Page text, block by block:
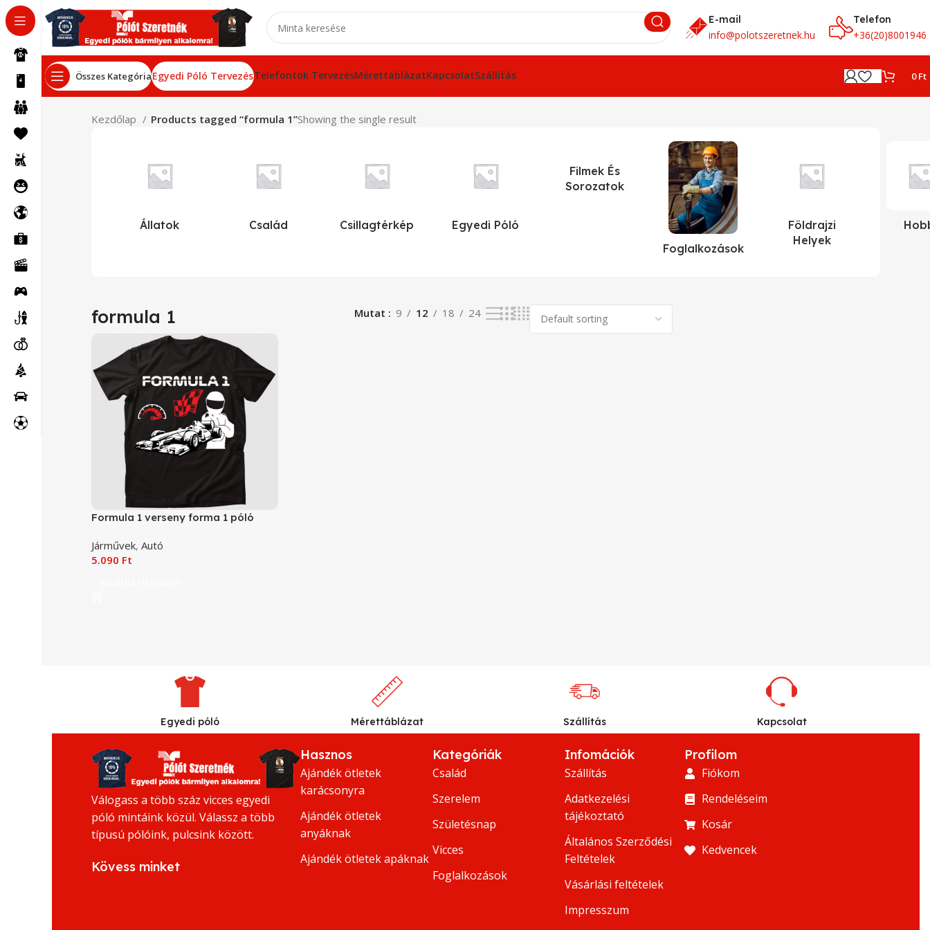
E-mail
info@polotszeretnek.hu
Telefon
+36(20)8001946
Összes KategóriaEgyedi Póló TervezésTelefontok TervezésMérettáblázatKapcsolatSzállítás 0Ft
Kezdőlap Products tagged “formula 1”Showing the single result
Állatok Család Csillagtérkép Egyedi Póló
Filmek És
Sorozatok
Foglalkozások
Földrajzi
Helyek
formula 1 Mutat 9 12 18 24
Formula 1 verseny forma 1 póló
Járművek, Autó
5.090 Ft
Egyedi póló Mérettáblázat Szállítás Kapcsolat
Válogass a több száz vicces egyedi
póló mintáink közül. Válassz a több
típusú pólóink, pulcsink között.
Kövess minket
Hasznos
Ajándék ötletek
karácsonyra
Ajándék ötletek
anyáknak
Ajándék ötletek apáknak
Kategóriák
Család
Szerelem
Születésnap
Vicces
Foglalkozások
Infomációk
Szállítás
Adatkezelési
tájékoztató
Általános Szerződési
Feltételek
Vásárlási feltételek
Impresszum
Profilom
Fiókom
Rendeléseim
Kosár
Kedvencek